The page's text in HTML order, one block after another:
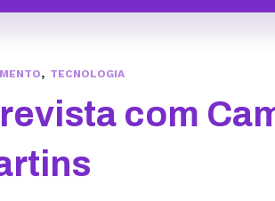
, TECNOLOGIA
com